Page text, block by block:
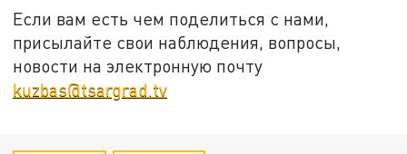
Если вам есть чем поделиться с нами,
присылайте свои наблюдения, вопросы,
новости на электронную почту
kuzbas@tsargrad.tv